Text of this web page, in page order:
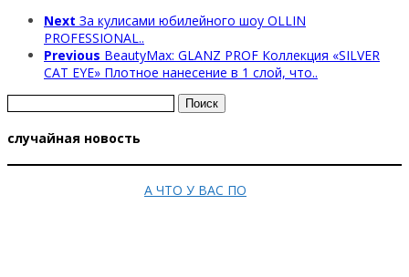
Next За кулисами юбилейного шоу OLLIN
PROFESSIONAL..
Previous BeautyMax: GLANZ PROF Коллекция «SILVER
CAT EYE» Плотное нанесение в 1 слой, что..
Найти:
случайная новость
А ЧТО У ВАС ПО